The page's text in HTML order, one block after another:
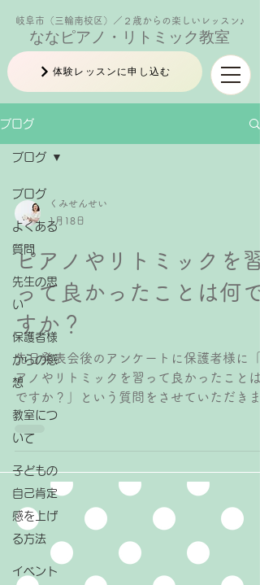
ななピアノ・リトミック教室
岐阜市（三輪南校区）／２歳からの楽しいレッスン♪
体験レッスンに申し込む
ブログ
ブログ
よくある
質問
先生の思
い
保護者様
からの感
想
教室につ
いて
子どもの
自己肯定
感を上げ
る方法
イベント
ブログ
くみせんせい
1月18日
ピアノやリトミックを習
って良かったことは何で
すか？
先日発表会後のアンケートに保護者様に「
アノやリトミックを習って良かったことは
ですか？」という質問をさせていただきま
たが、いただいたご意見を一部紹介いたし
す↓↓ 大人数の前で一人で話したり、表
が学べて嬉しい、リズムが分かり、楽譜が
めるようになること 勉強、部活など、困難
なことに乗り越える力がついた 毎日何かを
こつこつ続けてやるという大切な習慣を身
付けつつあるところ できないことに挑戦し
てできるようになる経験ができるところ、